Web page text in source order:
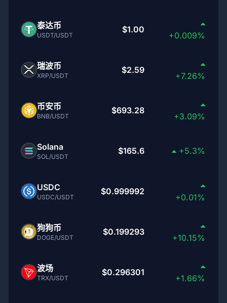
泰达币
USDT/USDT
$1.00
+0.009%
瑞波币
XRP/USDT
$2.59
+7.26%
币安币
BNB/USDT
$693.28
+3.09%
Solana
SOL/USDT
$165.6 +5.3%
USDC
USDC/USDT
$0.999992
+0.01%
狗狗币
DOGE/USDT
$0.199293
+10.15%
波场
TRX/USDT
$0.296301
+1.66%